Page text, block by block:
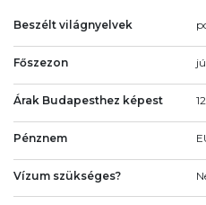
Beszélt világnyelvek
Főszezon
Árak Budapesthez képest
Pénznem
Vízum szükséges?